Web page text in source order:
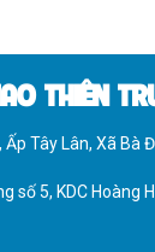
THIÊN
Tây Lân, Xã Bà
số 5, KDC Hoàng